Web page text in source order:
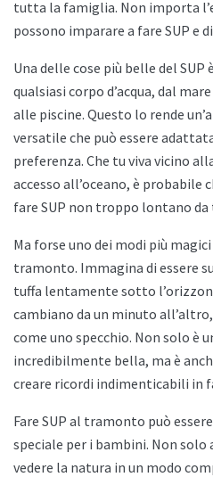
tutta la famiglia. Non importa
possono imparare a fare SUP e
Una delle cose più belle del
qualsiasi corpo d’acqua, dal
alle piscine. Questo lo rende
versatile che può essere
preferenza. Che tu viva vicino
accesso all’oceano, è probabile
fare SUP non troppo lontano da
Ma forse uno dei modi più
tramonto. Immagina di essere
tuffa lentamente sotto
cambiano da un minuto
come uno specchio. Non solo è
incredibilmente bella, ma è
creare ricordi indimenticabili in
Fare SUP al tramonto può
speciale per i bambini. Non
vedere la natura in un modo